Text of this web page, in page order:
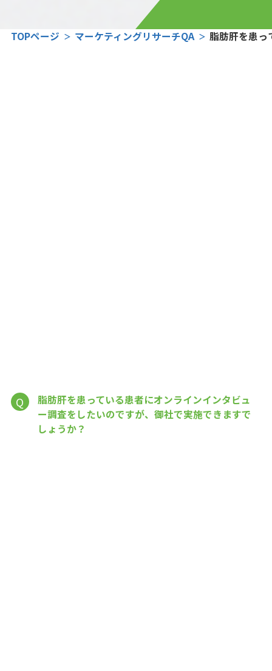
TOPページ マーケティングリサーチQA 脂肪肝を患っ
Q
脂肪肝を患っている患者にオンラインインタビュ
ー調査をしたいのですが、御社で実施できますで
しょうか？